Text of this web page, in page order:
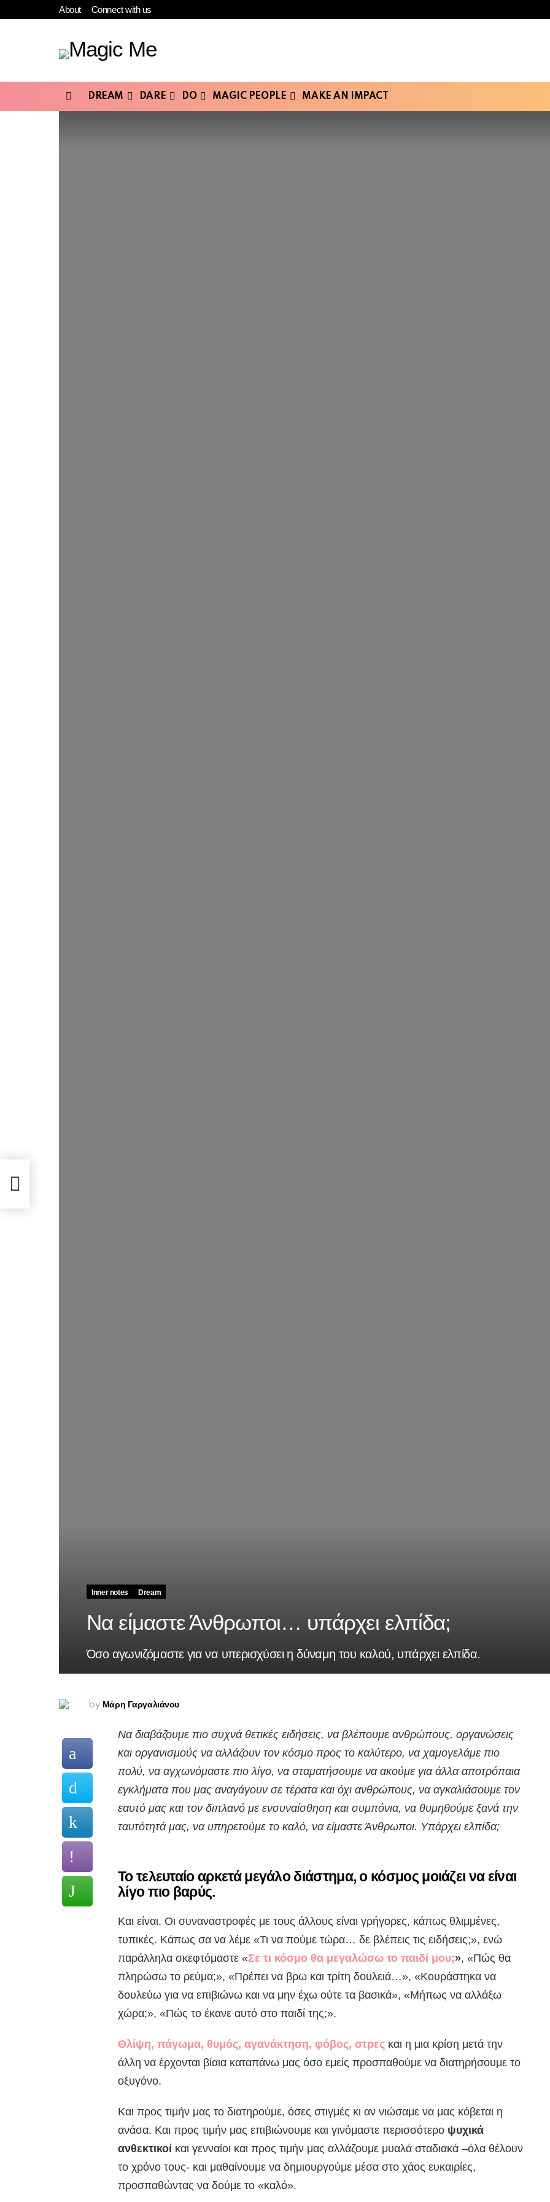
About Connect with us
DREAM DARE DO MAGIC PEOPLE MAKE AN IMPACT
Inner notes Dream
Να είμαστε Άνθρωποι… υπάρχει ελπίδα;
Όσο αγωνιζόμαστε για να υπερισχύσει η δύναμη του καλού, υπάρχει ελπίδα.
by Μάρη Γαργαλιάνου
Να διαβάζουμε πιο συχνά θετικές ειδήσεις, να βλέπουμε ανθρώπους, οργανώσεις
και οργανισμούς να αλλάζουν τον κόσμο προς το καλύτερο, να χαμογελάμε πιο
πολύ, να αγχωνόμαστε πιο λίγο, να σταματήσουμε να ακούμε για άλλα αποτρόπαια
εγκλήματα που μας αναγάγουν σε τέρατα και όχι ανθρώπους, να αγκαλιάσουμε τον
εαυτό μας και τον διπλανό με ενσυναίσθηση και συμπόνια, να θυμηθούμε ξανά την
ταυτότητά μας, να υπηρετούμε το καλό, να είμαστε Άνθρωποι. Υπάρχει ελπίδα;
Το τελευταίο αρκετά μεγάλο διάστημα, ο κόσμος μοιάζει να είναι
λίγο πιο βαρύς.
Και είναι. Οι συναναστροφές με τους άλλους είναι γρήγορες, κάπως θλιμμένες,
τυπικές. Κάπως σα να λέμε «Τι να πούμε τώρα… δε βλέπεις τις ειδήσεις;», ενώ
παράλληλα σκεφτόμαστε «Σε τι κόσμο θα μεγαλώσω το παιδί μου;», «Πώς θα
πληρώσω το ρεύμα;», «Πρέπει να βρω και τρίτη δουλειά…», «Κουράστηκα να
δουλεύω για να επιβιώνω και να μην έχω ούτε τα βασικά», «Μήπως να αλλάξω
χώρα;», «Πώς το έκανε αυτό στο παιδί της;».
Θλίψη, πάγωμα, θυμός, αγανάκτηση, φόβος, στρες και η μια κρίση μετά την
άλλη να έρχονται βίαια καταπάνω μας όσο εμείς προσπαθούμε να διατηρήσουμε το
οξυγόνο.
Και προς τιμήν μας το διατηρούμε, όσες στιγμές κι αν νιώσαμε να μας κόβεται η
ανάσα. Και προς τιμήν μας επιβιώνουμε και γινόμαστε περισσότερο ψυχικά
ανθεκτικοί και γενναίοι και προς τιμήν μας αλλάζουμε μυαλά σταδιακά –όλα θέλουν
το χρόνο τους- και μαθαίνουμε να δημιουργούμε μέσα στο χάος ευκαιρίες,
προσπαθώντας να δούμε το «καλό».